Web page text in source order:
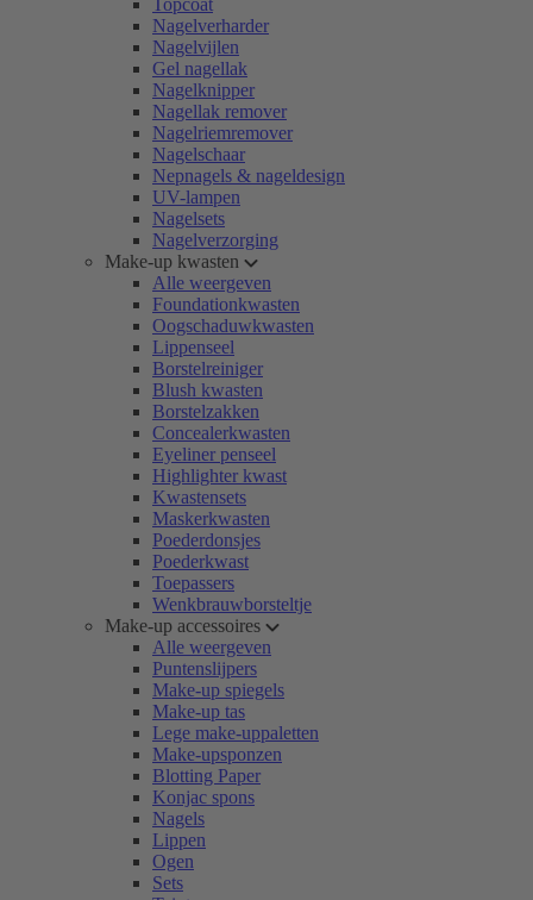
Topcoat
Nagelverharder
Nagelvijlen
Gel nagellak
Nagelknipper
Nagellak remover
Nagelriemremover
Nagelschaar
Nepnagels & nageldesign
UV-lampen
Nagelsets
Nagelverzorging
Make-up kwasten
Alle weergeven
Foundationkwasten
Oogschaduwkwasten
Lippenseel
Borstelreiniger
Blush kwasten
Borstelzakken
Concealerkwasten
Eyeliner penseel
Highlighter kwast
Kwastensets
Maskerkwasten
Poederdonsjes
Poederkwast
Toepassers
Wenkbrauwborsteltje
Make-up accessoires
Alle weergeven
Puntenslijpers
Make-up spiegels
Make-up tas
Lege make-uppaletten
Make-upsponzen
Blotting Paper
Konjac spons
Nagels
Lippen
Ogen
Sets